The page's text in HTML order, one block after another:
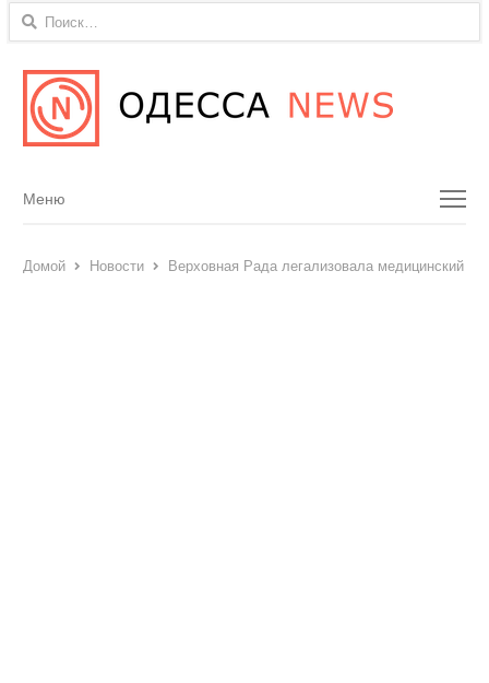
Найти:
Menu
Меню
Домой Новости Верховная Рада легализовала медицинский